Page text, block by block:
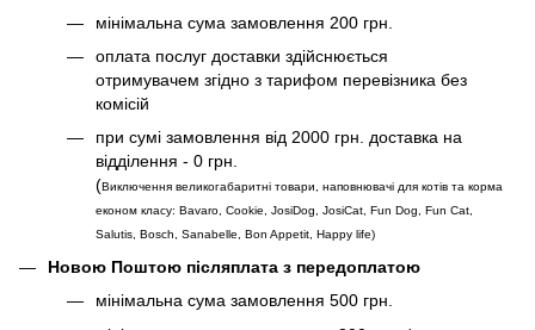
мінімальна сума замовлення 200 грн.
оплата послуг доставки здійснюється
отримувачем згідно з тарифом перевізника без
комісій
при сумі замовлення від 2000 грн. доставка на
відділення - 0 грн.
(Виключення великогабаритні товари, наповнювачі для котів та корма
економ класу: Bavaro, Cookie, JosiDog, JosiCat, Fun Dog, Fun Cat,
Salutis, Bosch, Sanabelle, Bon Appetit, Happy life)
Новою Поштою післяплата з передоплатою
мінімальна сума замовлення 500 грн.